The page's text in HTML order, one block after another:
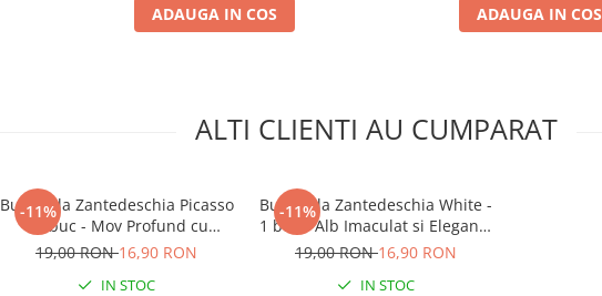
ADAUGA IN COS ADAUGA IN COS
ALTI CLIENTI AU CUMPARAT
-11%
Bulb Cala Zantedeschia Picasso
- 1 buc - Mov Profund cu
Bordura Alba
19,00 RON16,90 RON
IN STOC
-11%
Bulb Cala Zantedeschia White -
1 buc - Alb Imaculat si Eleganta
Clasica
19,00 RON16,90 RON
IN STOC